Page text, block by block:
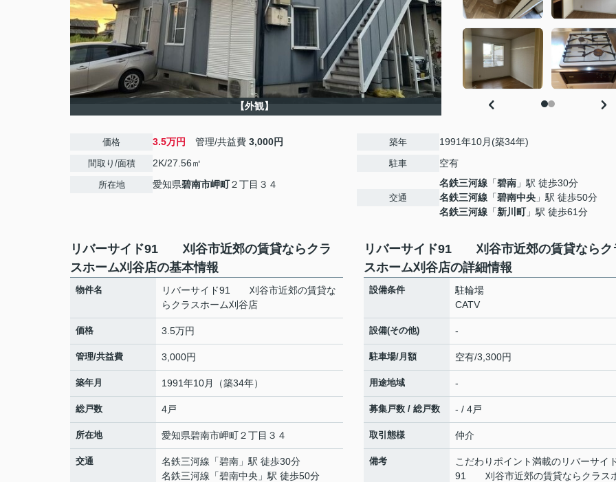
【外観】
価格 3.5万円 管理/共益費 3,000円
間取り/面積 2K/27.56㎡
所在地 愛知県碧南市岬町２丁目３４
築年 1991年10月(築34年)
駐車 空有
交通
名鉄三河線 「碧南 」駅 徒歩30分
名鉄三河線 「碧南中央 」駅 徒歩50分
名鉄三河線 「新川町」駅 徒歩61分
リバーサイド91 刈谷市近郊の賃貸ならクラ
スホーム刈谷店の基本情報
物件名
リバーサイド91 刈谷市近郊の賃貸な
らクラスホーム刈谷店
価格 3.5万円
管理/共益費 3,000円
築年月 1991年10月（築34年）
総戸数 4戸
所在地 愛知県碧南市岬町２丁目３４
交通 名鉄三河線 「碧南 」駅 徒歩30分
名鉄三河線 「碧南中央 」駅 徒歩50分
リバーサイド91 刈谷市近郊の賃貸ならク
スホーム刈谷店の詳細情報
設備条件
駐輪場
CATV
設備(その他) -
駐車場/月額 空有/3,300円
用途地域 -
募集戸数 / 総戸数 - / 4戸
取引態様 仲介
備考
こだわりポイント満載のリバーサイ
91 刈谷市近郊の賃貸ならクラス